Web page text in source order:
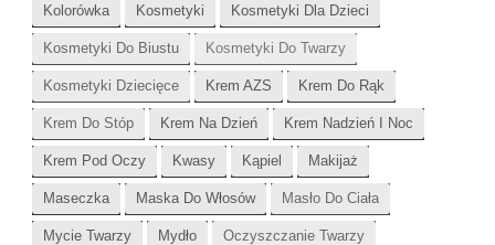
Kolorówka Kosmetyki Kosmetyki Dla Dzieci
Kosmetyki Do Biustu Kosmetyki Do Twarzy
Kosmetyki Dziecięce Krem AZS Krem Do Rąk
Krem Do Stóp Krem Na Dzień Krem Nadzień I Noc
Krem Pod Oczy Kwasy Kąpiel Makijaż
Maseczka Maska Do Włosów Masło Do Ciała
Mycie Twarzy Mydło Oczyszczanie Twarzy